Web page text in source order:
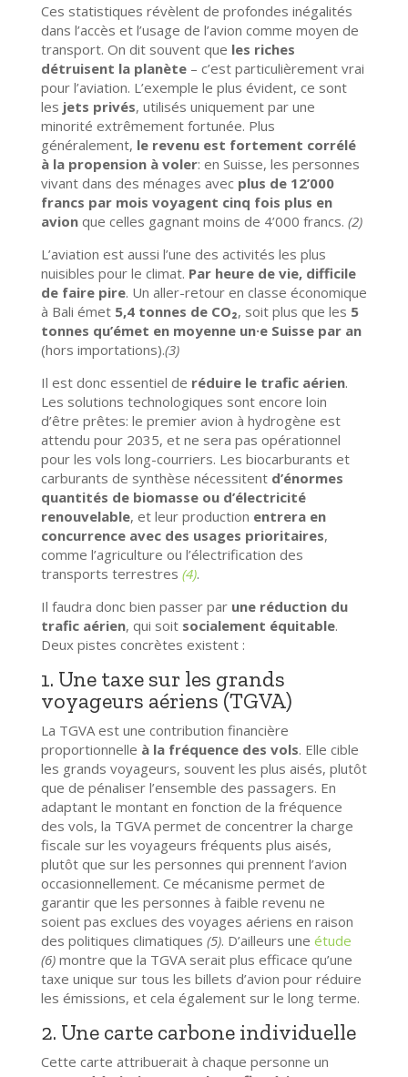
Ces statistiques révèlent de profondes inégalités
dans l’accès et l’usage de l’avion comme moyen de
transport. On dit souvent que les riches
détruisent la planète– c’est particulièrement vrai
pour l’aviation. L’exemple le plus évident, ce sont
les jets privés, utilisés uniquement par une
minorité extrêmement fortunée. Plus
généralement, le revenu est fortement corrélé
à la propension à voler: en Suisse, les personnes
vivant dans des ménages avec plus de 12’000
francs par mois voyagent cinq fois plus en
avionque celles gagnant moins de 4’000 francs. (2)
L’aviation est aussi l’une des activités les plus
nuisibles pour le climat. Par heure de vie, difficile
de faire pire. Un aller-retour en classe économique
à Bali émet 5,4 tonnes de CO₂, soit plus que les 5
tonnes qu’émet en moyenne un·e Suisse par an
(hors importations).(3)
Il est donc essentiel de réduire le trafic aérien.
Les solutions technologiques sont encore loin
d’être prêtes: le premier avion à hydrogène est
attendu pour 2035, et ne sera pas opérationnel
pour les vols long-courriers. Les biocarburants et
carburants de synthèse nécessitent d’énormes
quantités de biomasse ou d’électricité
renouvelable, et leur production entrera en
concurrence avec des usages prioritaires,
comme l’agriculture ou l’électrification des
transports terrestres (4).
Il faudra donc bien passer par une réduction du
trafic aérien, qui soit socialement équitable.
Deux pistes concrètes existent :
1. Une taxe sur les grands
voyageurs aériens (TGVA)
La TGVA est une contribution financière
proportionnelle à la fréquence des vols. Elle cible
les grands voyageurs, souvent les plus aisés, plutôt
que de pénaliser l’ensemble des passagers. En
adaptant le montant en fonction de la fréquence
des vols, la TGVA permet de concentrer la charge
fiscale sur les voyageurs fréquents plus aisés,
plutôt que sur les personnes qui prennent l’avion
occasionnellement. Ce mécanisme permet de
garantir que les personnes à faible revenu ne
soient pas exclues des voyages aériens en raison
des politiques climatiques (5). D’ailleurs une étude
(6)montre que la TGVA serait plus efficace qu’une
taxe unique sur tous les billets d’avion pour réduire
les émissions, et cela également sur le long terme.
2. Une carte carbone individuelle
Cette carte attribuerait à chaque personne un